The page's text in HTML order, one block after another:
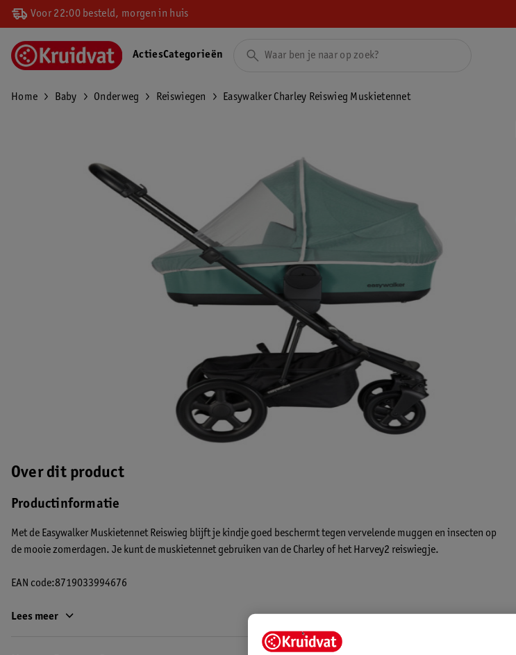
Voor 22:00 besteld, morgen in huis
ActiesCategorieën
Home Baby Onderweg Reiswiegen Easywalker Charley Reiswieg Muskietennet
Over dit product
Productinformatie
Met de Easywalker Muskietennet Reiswieg blijft je kindje goed beschermt tegen vervelende muggen en insecten op
de mooie zomerdagen. Je kunt de muskietennet gebruiken van de Charley of het Harvey2 reiswiegje.
EAN code:8719033994676
Lees meer